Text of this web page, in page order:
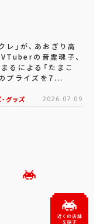
忍たま乱太郎